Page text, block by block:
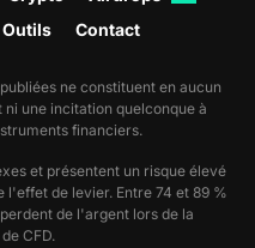
Outils Contact
ne constituent en aucun
une incitation quelconque à
financiers.
et présentent un risque élevé
l'effet de levier. Entre 74 et 89 %
de l'argent lors de la
CFD.